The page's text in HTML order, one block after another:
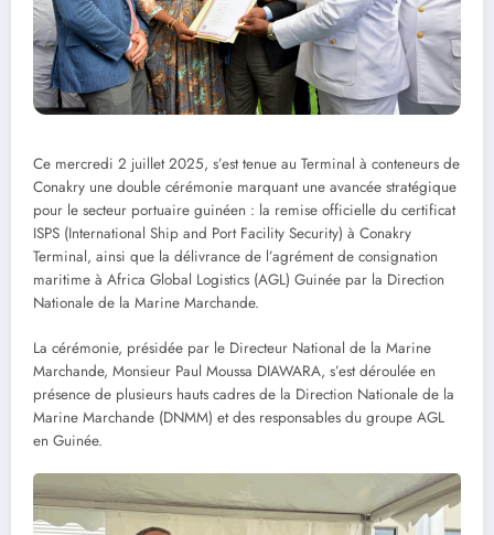
Ce mercredi 2 juillet 2025, s’est tenue au Terminal à conteneurs de
Conakry une double cérémonie marquant une avancée stratégique
pour le secteur portuaire guinéen : la remise officielle du certificat
ISPS (International Ship and Port Facility Security) à Conakry
Terminal, ainsi que la délivrance de l’agrément de consignation
maritime à Africa Global Logistics (AGL) Guinée par la Direction
Nationale de la Marine Marchande.
La cérémonie, présidée par le Directeur National de la Marine
Marchande, Monsieur Paul Moussa DIAWARA, s’est déroulée en
présence de plusieurs hauts cadres de la Direction Nationale de la
Marine Marchande (DNMM) et des responsables du groupe AGL
en Guinée.